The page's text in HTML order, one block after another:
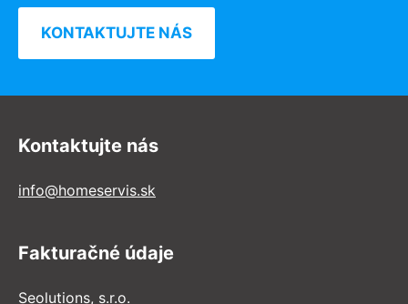
KONTAKTUJTE NÁS
Kontaktujte nás
info@homeservis.sk
Fakturačné údaje
Seolutions, s.r.o.